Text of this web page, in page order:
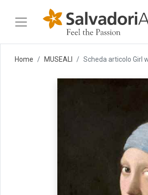
Home MUSEALI Scheda articolo Girl